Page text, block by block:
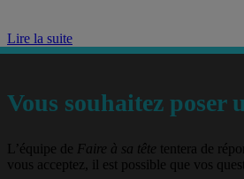
Lire la suite
Vous souhaitez poser
L’équipe de Faire à sa tête tentera de
vous acceptez, il est possible que vos